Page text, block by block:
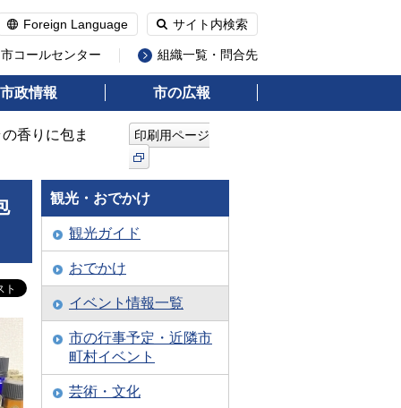
Foreign Language サイト内検索
コールセンター 組織一覧・問合先
市政情報 市の広報
香りに包ま 印刷用ページ
観光・おでかけ
観光ガイド
おでかけ
イベント情報一覧
市の行事予定・近隣市
町村イベント
芸術・文化